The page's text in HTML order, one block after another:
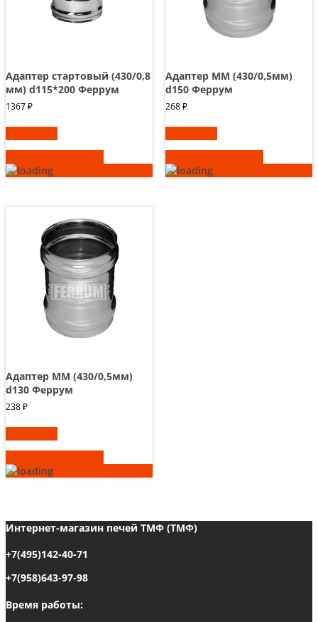
Адаптер стартовый (430/0,8
мм) d115*200 Феррум
1367₽
Адаптер ММ (430/0,5мм)
d150 Феррум
268₽
Адаптер ММ (430/0,5мм)
d130 Феррум
238₽
Интернет-магазин печей ТМФ (ТМФ)
+7(495)142-40-71
+7(958)643-97-98
Время работы: